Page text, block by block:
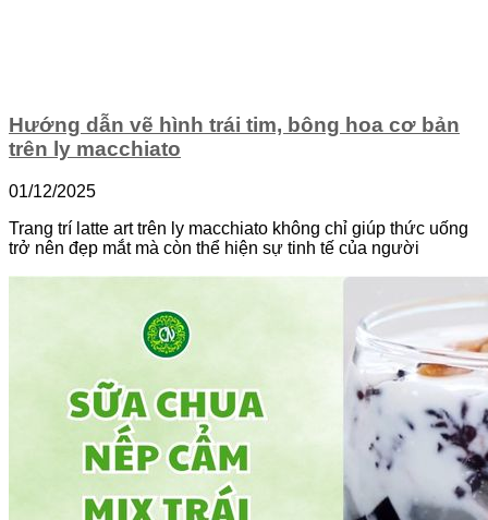
Hướng dẫn vẽ hình trái tim, bông hoa cơ bản
trên ly macchiato
01/12/2025
Trang trí latte art trên ly macchiato không chỉ giúp thức uống
trở nên đẹp mắt mà còn thể hiện sự tinh tế của người